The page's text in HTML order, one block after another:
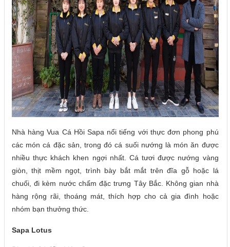
Nhà hàng Vua Cá Hồi Sapa nổi tiếng với thực đơn phong phú
các món cá đặc sản, trong đó cá suối nướng là món ăn được
nhiều thực khách khen ngợi nhất. Cá tươi được nướng vàng
giòn, thịt mềm ngọt, trình bày bắt mắt trên đĩa gỗ hoặc lá
chuối, đi kèm nước chấm đặc trưng Tây Bắc. Không gian nhà
hàng rộng rãi, thoáng mát, thích hợp cho cả gia đình hoặc
nhóm bạn thưởng thức.
Sapa Lotus